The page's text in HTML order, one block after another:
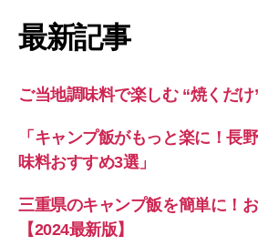
最新記事
ご当地調味料で楽しむ “焼くだ
「キャンプ飯がもっと楽に！長
味料おすすめ3選」
三重県のキャンプ飯を簡単に！
【2024最新版】